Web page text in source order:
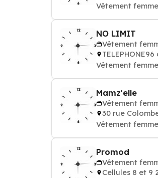
Vêtement
NO LIMIT
Vêtement
Vêtement
Mamz'elle
Vêtement
30 rue
Vêtement
Promod
Vêtement
Cellules 8 et 9